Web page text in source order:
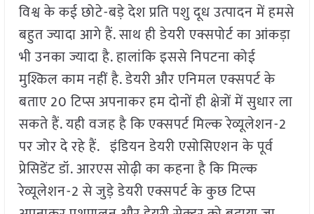
विश्व के कई छोटे-बड़े देश प्रति पशु दूध उत्पादन में हमसे
बहुत ज्यादा आगे हैं. साथ ही डेयरी एक्सपोर्ट का आंकड़ा
भी उनका ज्यादा है. हालांकि इससे निपटना कोई
मुश्किल काम नहीं है. डेयरी और एनिमल एक्सपर्ट के
बताए 20 टिप्स अपनाकर हम दोनों ही क्षेत्रों में सुधार ला
सकते हैं. यही वजह है कि एक्सपर्ट मिल्क रेव्यूलेशन-2
पर जोर दे रहे हैं. इंडियन डेयरी एसोसिएशन के पूर्व
प्रेसिडेंट डॉ. आरएस सोढ़ी का कहना है कि मिल्क
रेव्यूलेशन-2 से जुड़े डेयरी एक्सपर्ट के कुछ टिप्स